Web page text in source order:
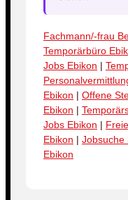
Fachmann/-frau
Temporärbüro
Jobs Ebikon |
Ebikon | Offene
Ebikon |
Jobs Ebikon |
Ebikon | Jobsuche
Ebikon